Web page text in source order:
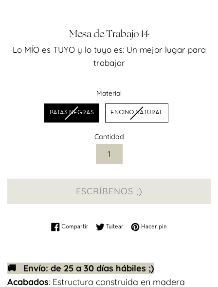
Mesa de Trabajo 14
Precio
habitual
Lo MÍO es TUYO y lo tuyo es: Un mejor lugar para
trabajar
Material
PATAS NEGRAS ENCINO NATURAL
Cantidad
ESCRÍBENOS ;)
Compartir Compartir en Facebook
Tuitear Tuitear en Twitter
Hacer pin
🚚 Envío: de 25 a 30 días hábiles ;)
Acabados: Estructura construida en madera